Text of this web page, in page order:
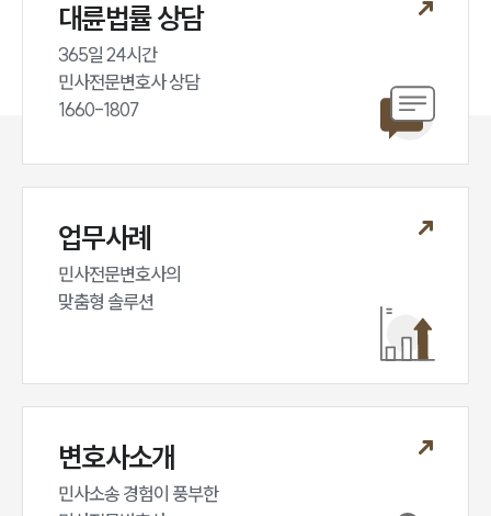
대륜법률 상담
365일 24시간
민사전문변호사 상담
1660-1807
업무사례
민사전문변호사의
맞춤형 솔루션
변호사소개
민사소송 경험이 풍부한